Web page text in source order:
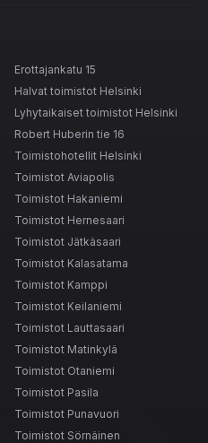
Erottajankatu 15
Halvat toimistot Helsinki
Lyhytaikaiset toimistot Helsinki
Robert Huberin tie 16
Toimistohotellit Helsinki
Toimistot Aviapolis
Toimistot Hakaniemi
Toimistot Hernesaari
Toimistot Jätkäsaari
Toimistot Kalasatama
Toimistot Kamppi
Toimistot Keilaniemi
Toimistot Lauttasaari
Toimistot Matinkylä
Toimistot Otaniemi
Toimistot Pasila
Toimistot Punavuori
Toimistot Sörnäinen